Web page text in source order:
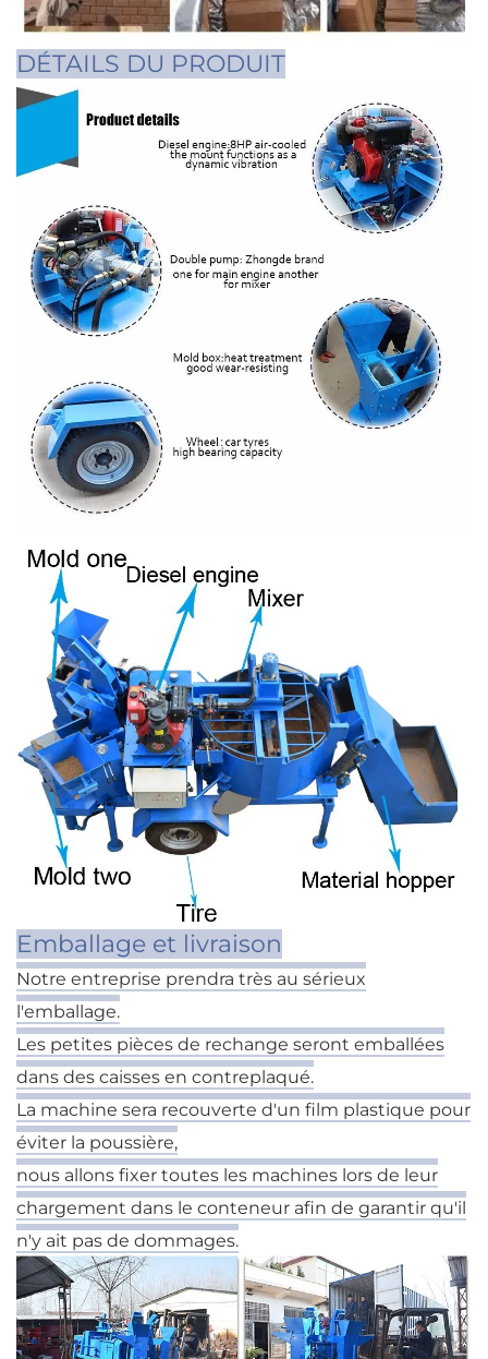
DÉTAILS DU PRODUIT
Emballage et livraison
Notre entreprise prendra très au sérieux
l'emballage.
Les petites pièces de rechange seront emballées
dans des caisses en contreplaqué.
La machine sera recouverte d'un film plastique pour
éviter la poussière,
nous allons fixer toutes les machines lors de leur
chargement dans le conteneur afin de garantir qu'il
n'y ait pas de dommages.